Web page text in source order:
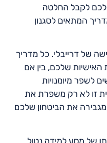
לכם לקבל החלטה
המתאים לסגנון
של דרייבלי. כל מדריך
שלכם, בין אם
לשפר מיומנויות
זו לא רק משפרת את
את הביטחון שלכם